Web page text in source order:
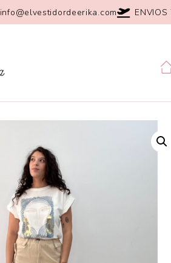
info@elvestidordeerika.com ENVIOS